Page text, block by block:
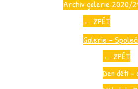
Archiv galerie 2020/
← ZPĚT
Galerie –
← ZPĚT
Den dětí –